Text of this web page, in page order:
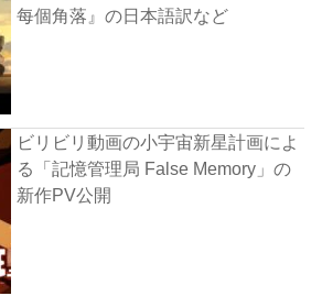
每個角落』の日本語訳など
ビリビリ動画の小宇宙新星計画によ
る「記憶管理局 False Memory」の
新作PV公開